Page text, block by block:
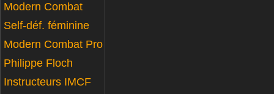
Modern Combat
Self-déf. féminine
Modern Combat Pro
Philippe Floch
Instructeurs IMCF